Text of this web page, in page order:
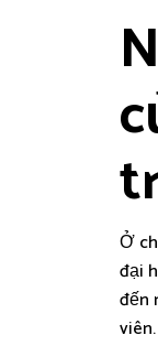
Ở
đại
đến
viên.